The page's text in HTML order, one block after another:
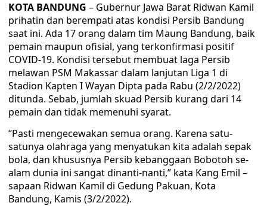
KOTA BANDUNG – Gubernur Jawa Barat Ridwan Kamil
prihatin dan berempati atas kondisi Persib Bandung
saat ini. Ada 17 orang dalam tim Maung Bandung, baik
pemain maupun ofisial, yang terkonfirmasi positif
COVID-19. Kondisi tersebut membuat laga Persib
melawan PSM Makassar dalam lanjutan Liga 1 di
Stadion Kapten I Wayan Dipta pada Rabu (2/2/2022)
ditunda. Sebab, jumlah skuad Persib kurang dari 14
pemain dan tidak memenuhi syarat.
“Pasti mengecewakan semua orang. Karena satu-
satunya olahraga yang menyatukan kita adalah sepak
bola, dan khususnya Persib kebanggaan Bobotoh se-
alam dunia ini sangat dinanti-nanti,” kata Kang Emil –
sapaan Ridwan Kamil di Gedung Pakuan, Kota
Bandung, Kamis (3/2/2022).